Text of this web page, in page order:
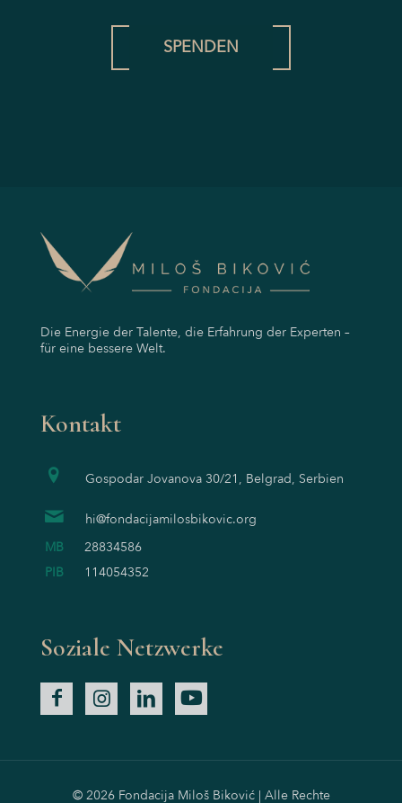
SPENDEN
Die Energie der Talente, die Erfahrung der Experten –
für eine bessere Welt.
Kontakt
Gospodar Jovanova 30/21, Belgrad, Serbien
hi@fondacijamilosbikovic.org
MB
28834586
PIB
114054352
Soziale Netzwerke
© 2026 Fondacija Miloš Biković | Alle Rechte